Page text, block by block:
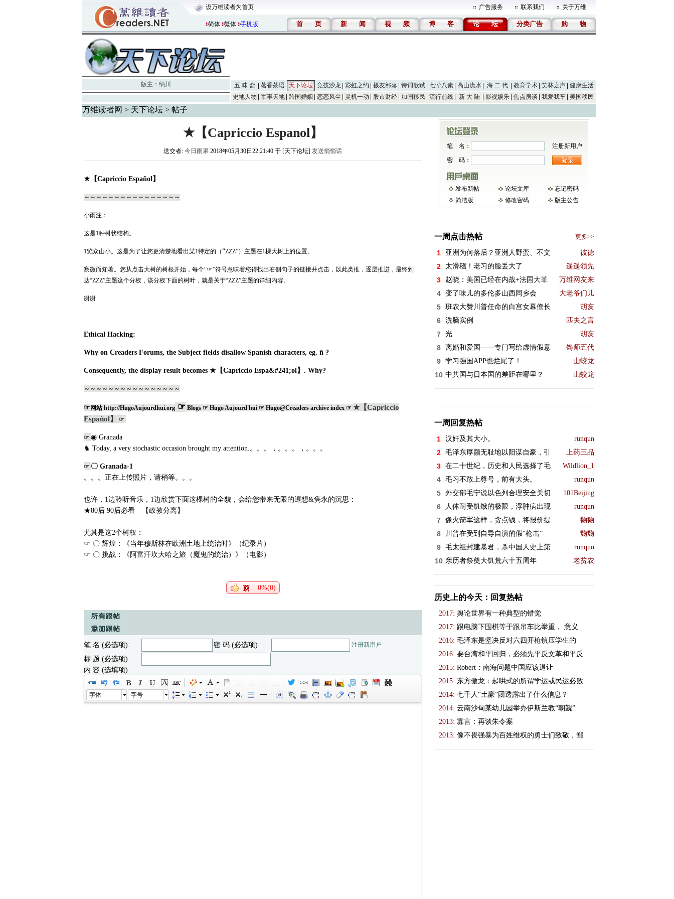
设万维读者为首页 广告服务 联系我们 关于万维
简体 繁体 手机版 首 页 新 闻 视 频 博 客 论 坛 分类广告 购 物
版主： 纳川 五 味 斋 茗香茶语 天下论坛 竞技沙龙 彩虹之约 摄友部落 诗词歌赋 七荤八素 高山流水 海 二 代 教育学术 笑林之声
健康生活
史地人物
军事天地 跨国婚姻 恋恋风尘 灵机一动 股市财经 加国移民 流行前线 新 大 陆 影视娱乐 焦点房谈 我爱我车 美国移民
万维读者网 > 天下论坛> 帖子
★【Capriccio Espanol】
送交者: 今日雨果 2018年05月30日22:21:40 于 [天下论坛] 发送悄悄话
★【Capriccio Español】
～～～～～～～～～～～～～～～～
小雨注：
这是1种树状结构。
1览众山小。这是为了让您更清楚地看出某1特定的（“ZZZ”）主题在1棵大树上的位置。
察微而知著。您从点击大树的树根开始，每个“☞”符号意味着您得找出右侧句子的链接并点击，以此类推，逐层推进，最终到
达“ZZZ”主题这个分杈，该分杈下面的树叶，就是关于“ZZZ”主题的详细内容。
谢谢
Ethical Hacking:
Why on Creaders Forums, the Subject fields disallow Spanish characters, eg. ñ?
Consequently, the display result becomes ★【Capriccio Espa&#241;ol】. Why?
～～～～～～～～～～～～～～～～
☞ 网站http://HugoAujourdhui.org☞Blogs ☞ Hugo Aujourd'hui ☞ Hugo@Creaders archive index ☞ ★【Capriccio
Español】
☞
☞ ◉ Granada
♞ Today, a very stochastic occasion brought my attention.。。。，。。。，。。。
☞ 〇 Granada-1
。。。正在上传照片，请稍等。。。
也许，1边聆听音乐，1边欣赏下面这棵树的全貌，会给您带来无限的遐想&隽永的沉思：
★80后 90后必看 【政教分离】
尤其是这2个树杈：
☞ 〇 辉煌：《当年穆斯林在欧洲土地上统治时》（纪录片）
☞ 〇 挑战：《阿富汗坎大哈之旅（魔鬼的统治）》（电影）
0%(0)
笔 名 (必选项): 密 码 (必选项): 注册新用户
标 题 (必选项):
内 容 (选填项):
字体 字号
笔 名：
注册新用户
密 码：
发布新帖 论坛文库
忘记密码
简洁版
修改密码 版主公告
一周点击热帖 更多>>
1 亚洲为何落后？亚洲人野蛮、不文 彼德
2 太滑稽！老习的脸丢大了 遥遥领先
3 赵晓：美国已经在内战+法国大革 万维网友来
4 变了味儿的多伦多山西同乡会 大老爷们儿
5 班农大赞川普任命的白宫女幕僚长 胡亥
6 洗脑实例 匹夫之言
7 光 胡亥
8 离婚和爱国——专门写给虚情假意 馋师五代
9 学习强国APP也烂尾了！ 山蛟龙
10 中共国与日本国的差距在哪里？ 山蛟龙
一周回复热帖
1 汉奸及其大小。 runqun
2 毛泽东厚颜无耻地以阳谋自豪，引 上药三品
3 在二十世纪，历史和人民选择了毛 Wildlion_1
4 毛习不敢上尊号，前有大头。 runqun
5 外交部毛宁说以色列合理安全关切 101Beijing
6 人体耐受饥饿的极限，浮肿病出现 runqun
7 像火箭军这样，贪点钱，将报价提 覅覅
8 川普在受到自导自演的假“枪击” 覅覅
9 毛太祖封建暴君，杀中国人史上第 runqun
10 亲历者祭奠大饥荒六十五周年 老贫农
历史上的今天：回复热帖
2017: 舆论世界有一种典型的错觉
2017: 跟电脑下围棋等于跟吊车比举重， 意义
2016: 毛泽东是坚决反对六四开枪镇压学生的
2016: 要台湾和平回归，必须先平反文革和平反
2015: Robert：南海问题中国应该退让
2015: 东方傲龙：起哄式的所谓学运或民运必败
2014: 七千人“土豪”团透露出了什么信息？
2014: 云南沙甸某幼儿园举办伊斯兰教“朝觐”
2013: 寡言：再谈朱令案
2013: 像不畏强暴为百姓维权的勇士们致敬，鄙